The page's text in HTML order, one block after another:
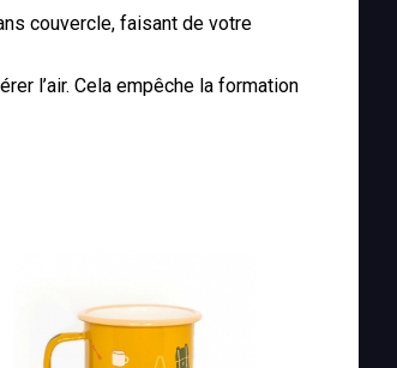
couvercle, faisant de votre
l’air. Cela empêche la formation